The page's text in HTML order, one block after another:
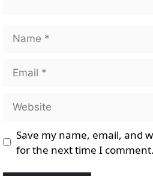
Name
Email
Website
Save my name, email, and
for the next time I comment.